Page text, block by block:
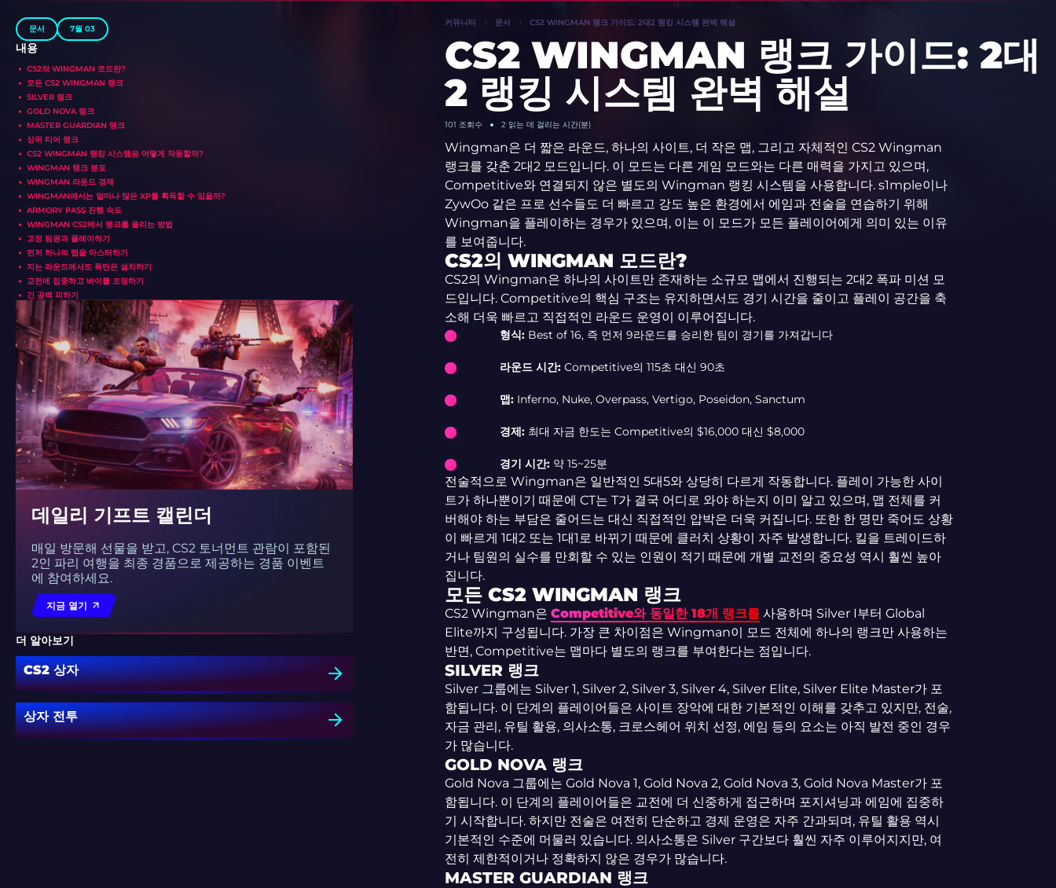
문서 7월 03
내용
CS2의 WINGMAN 모드란?
모든 CS2 WINGMAN 랭크
SILVER 랭크
GOLD NOVA 랭크
MASTER GUARDIAN 랭크
상위 티어 랭크
CS2 WINGMAN 랭킹 시스템은 어떻게 작동할까?
WINGMAN 랭크 분포
WINGMAN 라운드 경제
WINGMAN에서는 얼마나 많은 XP를 획득할 수 있을까?
ARMORY PASS 진행 속도
WINGMAN CS2에서 랭크를 올리는 방법
고정 팀원과 플레이하기
먼저 하나의 맵을 마스터하기
지는 라운드에서도 폭탄은 설치하기
교전에 집중하고 바이를 조정하기
긴 공백 피하기
데일리 기프트 캘린더
매일 방문해 선물을 받고, CS2 토너먼트 관람이 포함된
2인 파리 여행을 최종 경품으로 제공하는 경품 이벤트
에 참여하세요.
지금 열기
더 알아보기
CS2 상자
상자 전투
커뮤니티 문서 CS2 WINGMAN 랭크 가이드: 2대2 랭킹 시스템 완벽 해설
CS2 WINGMAN 랭크 가이드: 2대
2 랭킹 시스템 완벽 해설
101 조회수 2 읽는 데 걸리는 시간(분)
Wingman은 더 짧은 라운드, 하나의 사이트, 더 작은 맵, 그리고 자체적인 CS2 Wingman
랭크를 갖춘 2대2 모드입니다. 이 모드는 다른 게임 모드와는 다른 매력을 가지고 있으며,
Competitive와 연결되지 않은 별도의 Wingman 랭킹 시스템을 사용합니다. s1mple이나
ZywOo 같은 프로 선수들도 더 빠르고 강도 높은 환경에서 에임과 전술을 연습하기 위해
Wingman을 플레이하는 경우가 있으며, 이는 이 모드가 모든 플레이어에게 의미 있는 이유
를 보여줍니다.
CS2의 WINGMAN 모드란?
CS2의 Wingman은 하나의 사이트만 존재하는 소규모 맵에서 진행되는 2대2 폭파 미션 모
드입니다. Competitive의 핵심 구조는 유지하면서도 경기 시간을 줄이고 플레이 공간을 축
소해 더욱 빠르고 직접적인 라운드 운영이 이루어집니다.
형식: Best of 16, 즉 먼저 9라운드를 승리한 팀이 경기를 가져갑니다
라운드 시간: Competitive의 115초 대신 90초
맵:Inferno, Nuke, Overpass, Vertigo, Poseidon, Sanctum
경제:최대 자금 한도는 Competitive의 $16,000 대신 $8,000
경기 시간: 약 15~25분
전술적으로 Wingman은 일반적인 5대5와 상당히 다르게 작동합니다. 플레이 가능한 사이
트가 하나뿐이기 때문에 CT는 T가 결국 어디로 와야 하는지 이미 알고 있으며, 맵 전체를 커
버해야 하는 부담은 줄어드는 대신 직접적인 압박은 더욱 커집니다. 또한 한 명만 죽어도 상황
이 빠르게 1대2 또는 1대1로 바뀌기 때문에 클러치 상황이 자주 발생합니다. 킬을 트레이드하
거나 팀원의 실수를 만회할 수 있는 인원이 적기 때문에 개별 교전의 중요성 역시 훨씬 높아
집니다.
모든 CS2 WINGMAN 랭크
CS2 Wingman은 Competitive와 동일한 18개 랭크를사용하며 Silver I부터 Global
Elite까지 구성됩니다. 가장 큰 차이점은 Wingman이 모드 전체에 하나의 랭크만 사용하는
반면, Competitive는 맵마다 별도의 랭크를 부여한다는 점입니다.
SILVER 랭크
Silver 그룹에는 Silver 1, Silver 2, Silver 3, Silver 4, Silver Elite, Silver Elite Master가 포
함됩니다. 이 단계의 플레이어들은 사이트 장악에 대한 기본적인 이해를 갖추고 있지만, 전술,
자금 관리, 유틸 활용, 의사소통, 크로스헤어 위치 선정, 에임 등의 요소는 아직 발전 중인 경우
가 많습니다.
GOLD NOVA 랭크
Gold Nova 그룹에는 Gold Nova 1, Gold Nova 2, Gold Nova 3, Gold Nova Master가 포
함됩니다. 이 단계의 플레이어들은 교전에 더 신중하게 접근하며 포지셔닝과 에임에 집중하
기 시작합니다. 하지만 전술은 여전히 단순하고 경제 운영은 자주 간과되며, 유틸 활용 역시
기본적인 수준에 머물러 있습니다. 의사소통은 Silver 구간보다 훨씬 자주 이루어지지만, 여
전히 제한적이거나 정확하지 않은 경우가 많습니다.
MASTER GUARDIAN 랭크